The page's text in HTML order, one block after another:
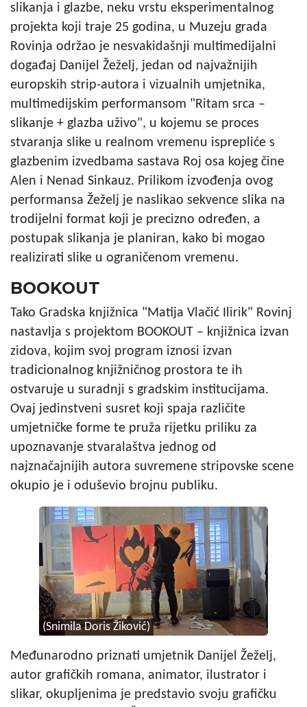
slikanja i glazbe, neku vrstu eksperimentalnog
projekta koji traje 25 godina, u Muzeju grada
Rovinja održao je nesvakidašnji multimedijalni
događaj Danijel Žeželj, jedan od najvažnijih
europskih strip-autora i vizualnih umjetnika,
multimedijskim performansom "Ritam srca –
slikanje + glazba uživo", u kojemu se proces
stvaranja slike u realnom vremenu isprepliće s
glazbenim izvedbama sastava Roj osa kojeg čine
Alen i Nenad Sinkauz. Prilikom izvođenja ovog
performansa Žeželj je naslikao sekvence slika na
trodijelni format koji je precizno određen, a
postupak slikanja je planiran, kako bi mogao
realizirati slike u ograničenom vremenu.
BOOKOUT
Tako Gradska knjižnica "Matija Vlačić Ilirik" Rovinj
nastavlja s projektom BOOKOUT – knjižnica izvan
zidova, kojim svoj program iznosi izvan
tradicionalnog knjižničnog prostora te ih
ostvaruje u suradnji s gradskim institucijama.
Ovaj jedinstveni susret koji spaja različite
umjetničke forme te pruža rijetku priliku za
upoznavanje stvaralaštva jednog od
najznačajnijih autora suvremene stripovske scene
okupio je i oduševio brojnu publiku.
(Snimila Doris Žiković)
Međunarodno priznati umjetnik Danijel Žeželj,
autor grafičkih romana, animator, ilustrator i
slikar, okupljenima je predstavio svoju grafičku